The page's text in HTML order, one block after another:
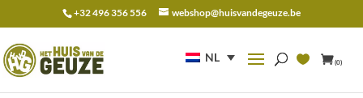
+32 496 356 556 webshop@huisvandegeuze.be
NL (0)
naar: